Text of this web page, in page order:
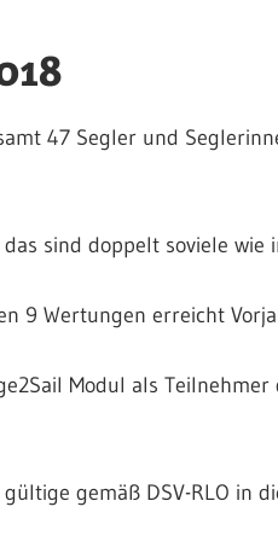
47 Segler und
sind doppelt soviele wie
9 Wertungen erreicht
Modul als Teilnehmer
gemäß DSV-RLO in